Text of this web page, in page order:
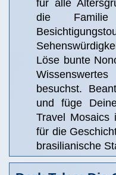
für alle
die
Löse bunte
besuchst.
und füge
Travel Mosaics
für die
brasilianische